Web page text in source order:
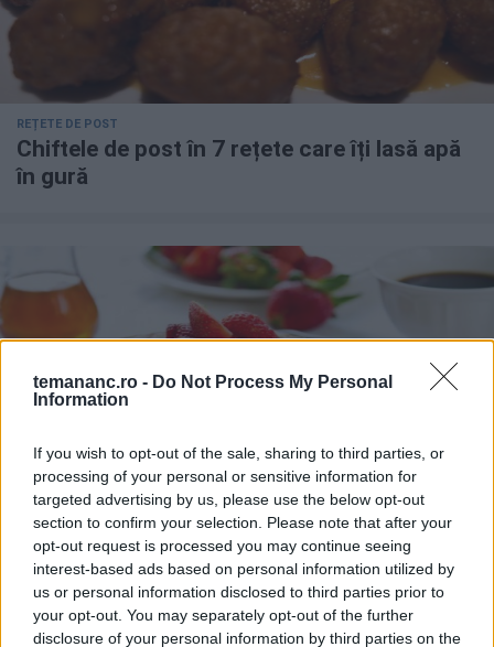
temananc.ro - Do Not Process My Personal
Information
If you wish to opt-out of the sale, sharing to third parties, or
processing of your personal or sensitive information for
targeted advertising by us, please use the below opt-out
section to confirm your selection. Please note that after your
opt-out request is processed you may continue seeing
interest-based ads based on personal information utilized by
us or personal information disclosed to third parties prior to
your opt-out. You may separately opt-out of the further
disclosure of your personal information by third parties on the
REȚETE DE POST
Chiftele de post în 7 rețete care îți lasă apă
în gură
REȚETE RAPIDE
Clătite americane (pancakes) simple, din 3
ingrediente